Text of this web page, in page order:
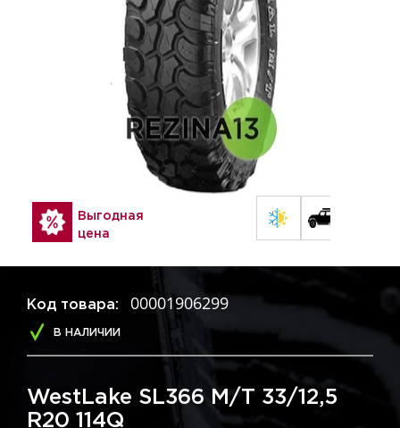
Выгодная
цена
Код товара: 00001906299
В НАЛИЧИИ
WestLake SL366 М/Т 33/12,5
R20 114Q